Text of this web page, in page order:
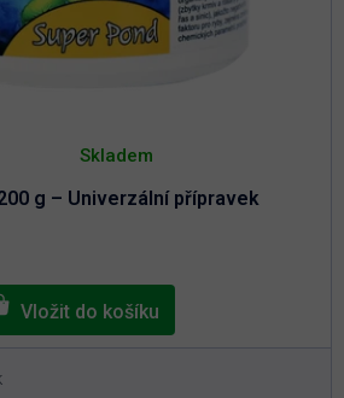
g – Univerzální přípravek
hodnocení
5,0
Skladem